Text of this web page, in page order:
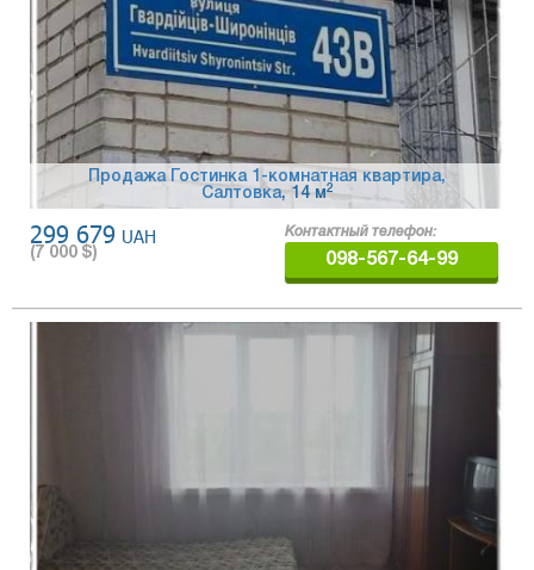
Продажа Гостинка 1-комнатная квартира,
Салтовка, 14 м2
299 679 UAH
(7 000 $)
Контактный телефон:
098-567-64-99